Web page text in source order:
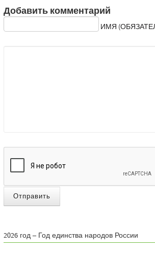
Добавить комментарий
ИМЯ
Отправить
2026 год – Год единства народов России